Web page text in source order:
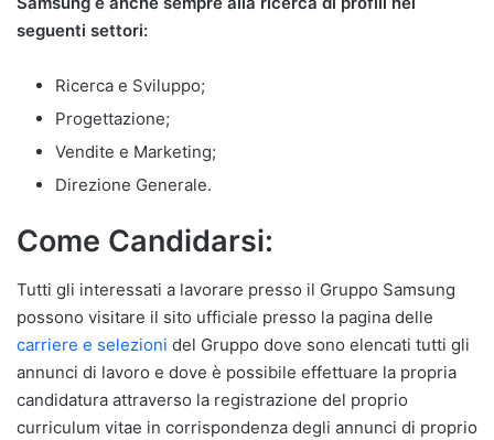
seguenti settori:
Ricerca e Sviluppo;
Progettazione;
Vendite e Marketing;
Direzione Generale.
Come Candidarsi:
Tutti gli interessati a lavorare presso il Gruppo Samsung
possono visitare il sito ufficiale presso la pagina delle
carriere e selezioni del Gruppo dove sono elencati tutti gli
annunci di lavoro e dove è possibile effettuare la propria
candidatura attraverso la registrazione del proprio
curriculum vitae in corrispondenza degli annunci di proprio